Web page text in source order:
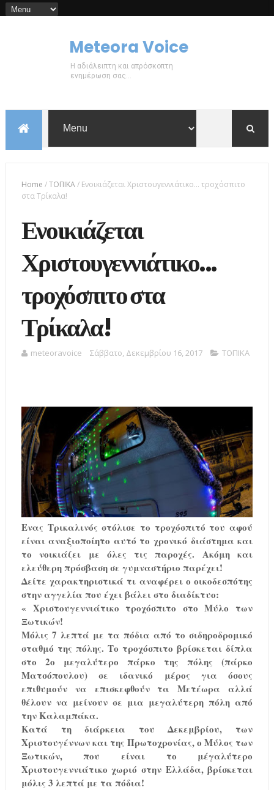
Meteora Voice
Η αδιάλειπτη και απρόσκοπτη
ενημέρωση σας...
Home /ΤΟΠΙΚΑ/ Ενοικιάζεται Χριστουγεννιάτικο... τροχόσπιτο
στα Τρίκαλα!
Ενοικιάζεται
Χριστουγεννιάτικο...
τροχόσπιτο στα
Τρίκαλα!
meteoravoice Σάββατο, Δεκεμβρίου 16, 2017 ΤΟΠΙΚΑ
Ενας Τρικαλινός στόλισε το τροχόσπιτό του αφού
είναι αναξιοποίητο αυτό το χρονικό διάστημα και
το νοικιάζει με όλες τις παροχές. Ακόμη και
ελεύθερη πρόσβαση σε γυμναστήριο παρέχει!
Δείτε χαρακτηριστικά τι αναφέρει ο οικοδεσπότης
στην αγγελία που έχει βάλει στο διαδίκτυο:
« Χριστουγεννιάτικο τροχόσπιτο στο Μύλο των
Ξωτικών!
Μόλις 7 λεπτά με τα πόδια από το σιδηροδρομικό
σταθμό της πόλης. Το τροχόσπιτο βρίσκεται δίπλα
στο 2ο μεγαλύτερο πάρκο της πόλης (πάρκο
Ματσόπουλου) σε ιδανικό μέρος για όσους
επιθυμούν να επισκεφθούν τα Μετέωρα αλλά
θέλουν να μείνουν σε μια μεγαλύτερη πόλη από
την Καλαμπάκα.
Κατά τη διάρκεια του Δεκεμβρίου, των
Χριστουγέννων και της Πρωτοχρονίας, ο Μύλος των
Ξωτικών, που είναι το μέγαλύτερο
Χριστουγεννιάτικο χωριό στην Ελλάδα, βρίσκεται
μόλις 3 λεπτά με τα πόδια!